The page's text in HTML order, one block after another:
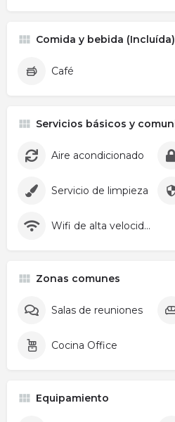
Comida y bebida (Incluída)
Café
Servicios básicos y
Aire acondicionado
Servicio de limpieza
Wifi de alta velocidad
Zonas comunes
Salas de reuniones
Cocina Office
Equipamiento